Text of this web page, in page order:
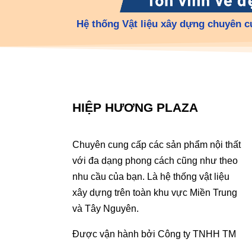
Hệ thống Vật liệu xây dựng chuyên
HIỆP HƯƠNG PLAZA
Chuyên cung cấp các sản phẩm nội thất
với đa dạng phong cách cũng như theo
nhu cầu của bạn. Là hệ thống vật liệu
xây dựng trên toàn khu vực Miền Trung
và Tây Nguyên.
Được vận hành bởi Công ty TNHH TM